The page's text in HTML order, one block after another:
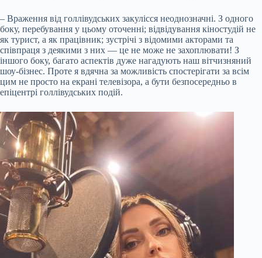
– Враження від голлівудських закулісся неоднозначні. З одного
боку, перебування у цьому оточенні; відвідування кіностудій не
як турист, а як працівник; зустрічі з відомими акторами та
співпраця з деякими з них — це не може не захоплювати! З
іншого боку, багато аспектів дуже нагадують наш вітчизняний
шоу-бізнес. Проте я вдячна за можливість спостерігати за всім
цим не просто на екрані телевізора, а бути безпосередньо в
епіцентрі голлівудських подій.